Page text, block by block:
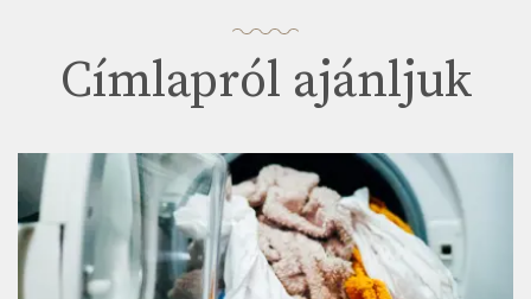
Címlapról ajánljuk